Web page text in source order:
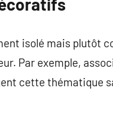
isolé mais plutôt
Par exemple,
cette thématique